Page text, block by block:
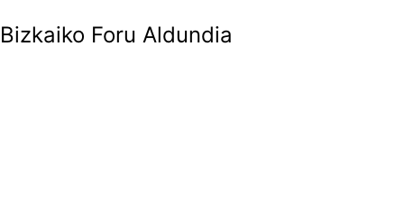
Bizkaiko Foru Aldundia